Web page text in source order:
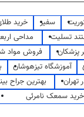
سفیر خرید
تسلیت مداحی
پزشکان
فروش مواد
آموزشگاه تیزهوشان
تهران
بهترین جراح
سمعک نامرئی